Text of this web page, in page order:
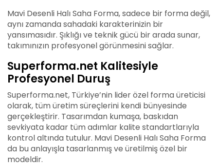
Mavi Desenli Halı Saha Forma, sadece bir forma değil,
aynı zamanda sahadaki karakterinizin bir
yansımasıdır. Şıklığı ve teknik gücü bir arada sunar,
takımınızın profesyonel görünmesini sağlar.
Superforma.net Kalitesiyle
Profesyonel Duruş
Superforma.net, Türkiye’nin lider özel forma üreticisi
olarak, tüm üretim süreçlerini kendi bünyesinde
gerçekleştirir. Tasarımdan kumaşa, baskıdan
sevkiyata kadar tüm adımlar kalite standartlarıyla
kontrol altında tutulur. Mavi Desenli Halı Saha Forma
da bu anlayışla tasarlanmış ve üretilmiş özel bir
modeldir.